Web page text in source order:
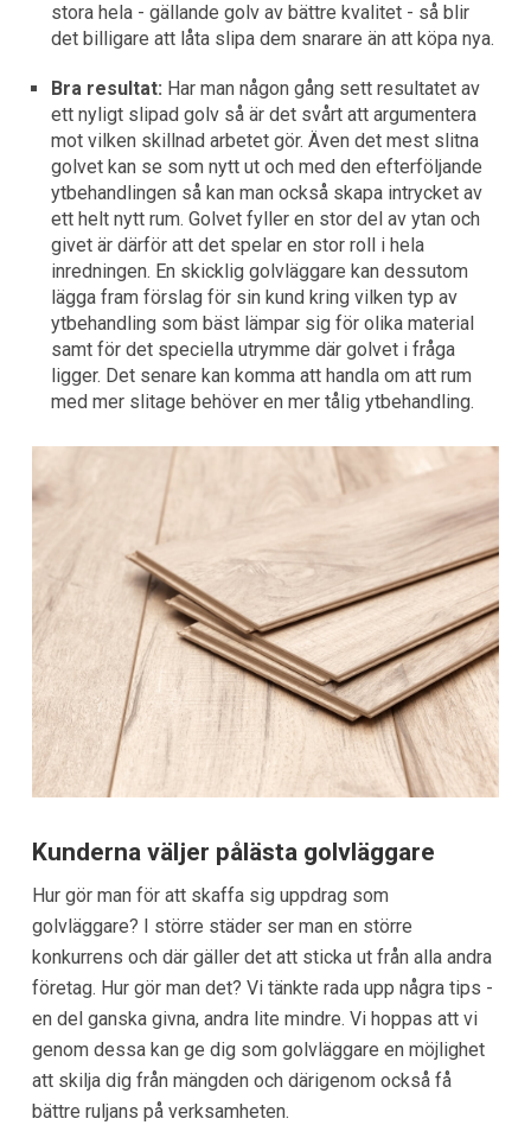
stora hela - gällande golv av bättre kvalitet - så blir
det billigare att låta slipa dem snarare än att köpa nya.
Bra resultat: Har man någon gång sett resultatet av
ett nyligt slipad golv så är det svårt att argumentera
mot vilken skillnad arbetet gör. Även det mest slitna
golvet kan se som nytt ut och med den efterföljande
ytbehandlingen så kan man också skapa intrycket av
ett helt nytt rum. Golvet fyller en stor del av ytan och
givet är därför att det spelar en stor roll i hela
inredningen. En skicklig golvläggare kan dessutom
lägga fram förslag för sin kund kring vilken typ av
ytbehandling som bäst lämpar sig för olika material
samt för det speciella utrymme där golvet i fråga
ligger. Det senare kan komma att handla om att rum
med mer slitage behöver en mer tålig ytbehandling.
Kunderna väljer pålästa golvläggare
Hur gör man för att skaffa sig uppdrag som
golvläggare? I större städer ser man en större
konkurrens och där gäller det att sticka ut från alla andra
företag. Hur gör man det? Vi tänkte rada upp några tips -
en del ganska givna, andra lite mindre. Vi hoppas att vi
genom dessa kan ge dig som golvläggare en möjlighet
att skilja dig från mängden och därigenom också få
bättre ruljans på verksamheten.